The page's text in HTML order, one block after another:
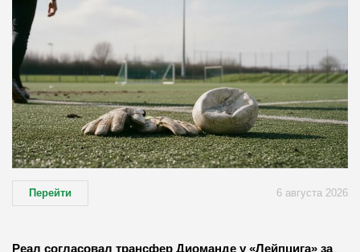
Перейти 6 августа 2026
Реал согласовал трансфер Диоманде у «Лейпцига» за